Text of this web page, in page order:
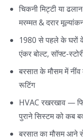
चिकनी मिट्टी या
मरम्मत & दरार
1980 से पहले के घरों
एंकर बोल्ट, सॉफ्ट-
बरसात के मौसम में
रूटिंग
HVAC रखरखाव —
पुराने सिस्टम को कब
बरसात का मौसम आने